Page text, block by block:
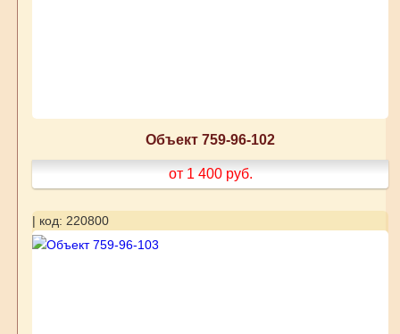
Объект 759-96-102
от 1 400 руб.
| код: 220800